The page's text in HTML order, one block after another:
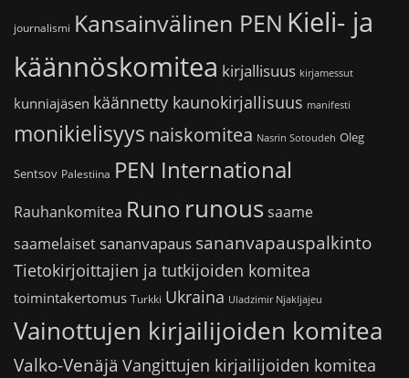
journalismi Kansainvälinen PEN Kieli- ja
käännöskomitea kirjallisuus kirjamessut
kunniajäsen käännetty kaunokirjallisuus manifesti
monikielisyys naiskomitea Nasrin Sotoudeh Oleg
Sentsov Palestiina PEN International
Rauhankomitea Runo runoussaame
saamelaiset sananvapaus sananvapauspalkinto
Tietokirjoittajien ja tutkijoiden komitea
toimintakertomus Turkki Ukraina Uladzimir Njakljajeu
Vainottujen kirjailijoiden komitea
Valko-Venäjä Vangittujen kirjailijoiden komitea